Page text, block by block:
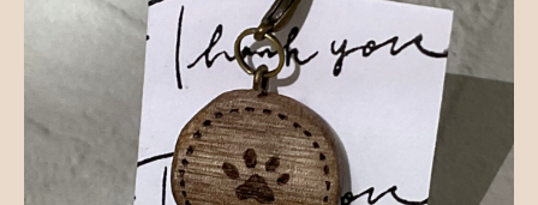
ショッピングを続ける
新着商品から探す
Tomorrow is a new dayについて
ショッピングガイド
木工アクセサリー
木工小物
革製品
～
その他
在庫あり セール